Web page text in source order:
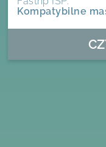
Kompatybilne